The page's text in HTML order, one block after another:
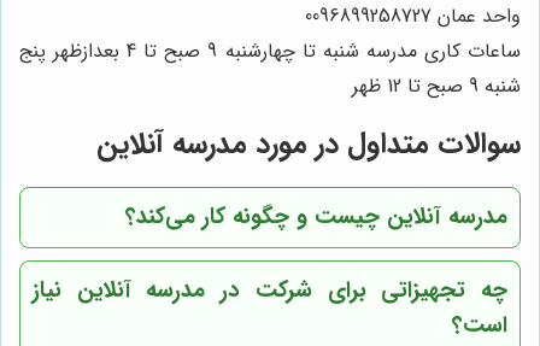
واحد عمان 0096899258727
ساعات کاری مدرسه شنبه تا چهارشنبه 9 صبح تا 4 بعدازظهر پنج
شنبه 9 صبح تا 12 ظهر
سوالات متداول در مورد مدرسه آنلاین
مدرسه آنلاین چیست و چگونه کار می‌کند؟
چه تجهیزاتی برای شرکت در مدرسه آنلاین نیاز
است؟